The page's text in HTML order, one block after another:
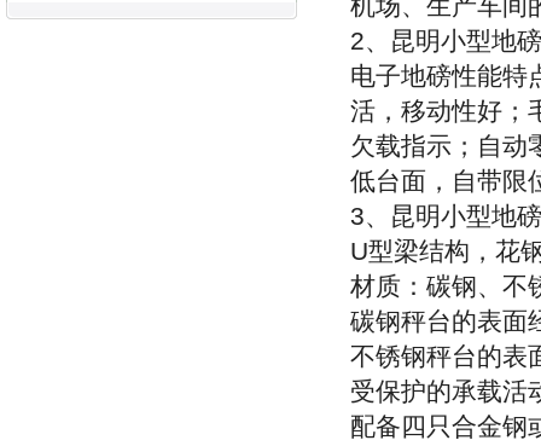
机场、生产车间
2、昆明小型地
电子地磅性能特
活，移动性好；
欠载指示；自动
低台面，自带限
3、昆明小型地
U型梁结构，花
材质：碳钢、不
碳钢秤台的表面
不锈钢秤台的表
受保护的承载活
配备四只合金钢